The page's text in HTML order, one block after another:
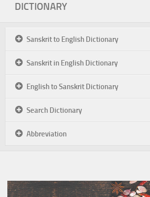
DICTIONARY
Sanskrit to English Dictionary
Sanskrit in English Dictionary
English to Sanskrit Dictionary
Search Dictionary
Abbreviation